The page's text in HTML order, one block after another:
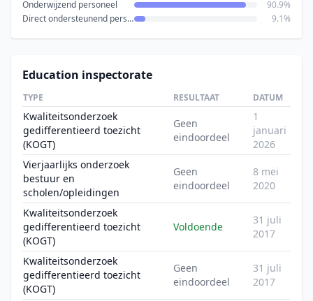
Onderwijzend personeel
90.9%
Direct ondersteunend personeel
9.1%
Education inspectorate
TYPE RESULTAAT DATUM
Kwaliteitsonderzoek
gedifferentieerd toezicht
(KOGT)
Geen
eindoordeel
1
januari
2026
Vierjaarlijks onderzoek
bestuur en
scholen/opleidingen
Geen
eindoordeel
8 mei
2020
Kwaliteitsonderzoek
gedifferentieerd toezicht
(KOGT)
Voldoende
31 juli
2017
Kwaliteitsonderzoek
gedifferentieerd toezicht
(KOGT)
Geen
eindoordeel
31 juli
2017